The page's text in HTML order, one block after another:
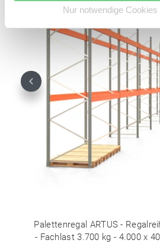
Nur notwendige Cookies
Palettenregal ARTUS -
- Fachlast 3.700 kg - 4.000 x
Previous